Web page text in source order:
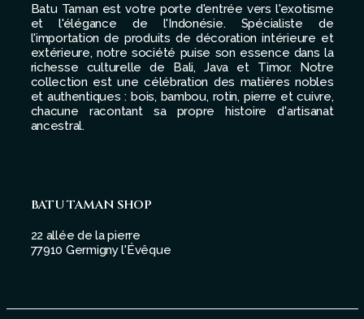
Batu Taman est votre porte d'entrée vers l'exotisme
et l'élégance de l'Indonésie. Spécialiste de
l'importation de produits de décoration intérieure et
extérieure, notre société puise son essence dans la
richesse culturelle de Bali, Java et Timor. Notre
collection est une célébration des matières nobles
et authentiques : bois, bambou, rotin, pierre et cuivre,
chacune racontant sa propre histoire d'artisanat
ancestral.
BATU TAMAN SHOP
22 allée de la pierre
77910 Germigny l'Évêque